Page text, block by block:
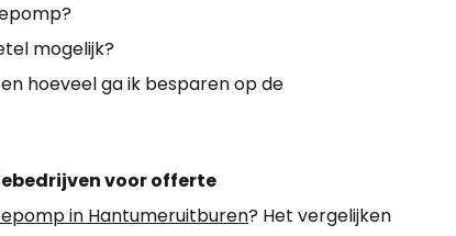
mogelijk?
hoeveel ga ik besparen op de
voor offerte
in Hantumeruitburen? Het vergelijken